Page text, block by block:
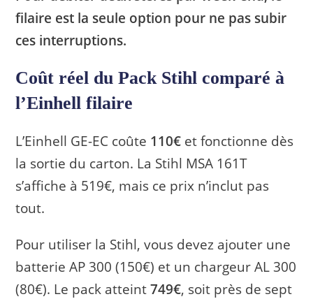
filaire est la seule option pour ne pas subir
ces interruptions.
Coût réel du Pack Stihl comparé à
l’Einhell filaire
L’Einhell GE-EC coûte 110€ et fonctionne dès
la sortie du carton. La Stihl MSA 161T
s’affiche à 519€, mais ce prix n’inclut pas
tout.
Pour utiliser la Stihl, vous devez ajouter une
batterie AP 300 (150€) et un chargeur AL 300
(80€). Le pack atteint749€, soit près de sept